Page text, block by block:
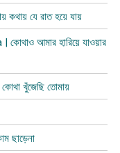
যে রাত হয়ে যায়
আমার হারিয়ে যাওয়ার
খুঁজেছি তোমায়
ছাড়েনা